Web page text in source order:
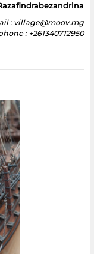
: village@moov.mg
: +261340712950